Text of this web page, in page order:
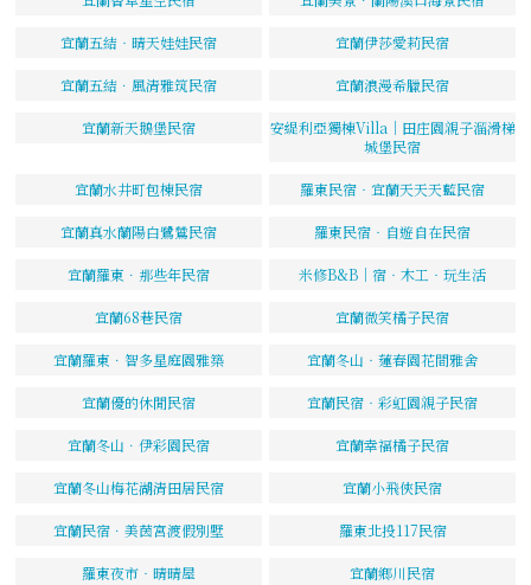
宜蘭五結‧晴天娃娃民宿 宜蘭伊莎愛莉民宿
宜蘭五結．風清雅筑民宿 宜蘭浪漫希臘民宿
宜蘭新天鵝堡民宿
安緹利亞獨棟Villa｜田庄園親子溜滑梯
城堡民宿
宜蘭水井町包棟民宿 羅東民宿‧宜蘭天天天藍民宿
宜蘭真水蘭陽白鷺鷥民宿 羅東民宿‧自遊自在民宿
宜蘭羅東．那些年民宿 米修B&B｜宿‧木工‧玩生活
宜蘭68巷民宿 宜蘭微笑橘子民宿
宜蘭羅東．智多星庭園雅築 宜蘭冬山‧蓮春園花間雅舍
宜蘭優的休閒民宿 宜蘭民宿‧彩虹園親子民宿
宜蘭冬山．伊彩園民宿 宜蘭幸福橘子民宿
宜蘭冬山梅花湖清田居民宿 宜蘭小飛俠民宿
宜蘭民宿．美茵宮渡假別墅 羅東北投117民宿
羅東夜市‧晴晴屋 宜蘭鄉川民宿